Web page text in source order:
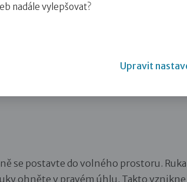
​​se postavte do volného prostoru.
ohněte v pravém úhlu. Takto vznikne
nadále vylepšovat?
Upravit